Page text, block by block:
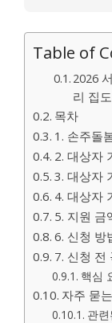
Table of
2026
리 집
목차
1. 손주돌
2. 대상자
3. 대상자
4. 대상자
5. 지원 금
6. 신청 방
7. 신청
핵심
자주 묻
관